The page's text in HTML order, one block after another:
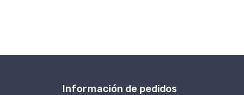
Información de pedidos